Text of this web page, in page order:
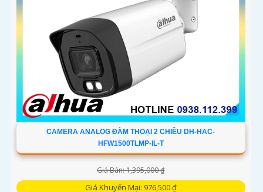
CAMERA ANALOG ĐÀM THOẠI 2 CHIỀU DH-HAC-
HFW1500TLMP-IL-T
Giá Bán: 1,395,000 ₫
Giá Khuyến Mại: 976,500 ₫